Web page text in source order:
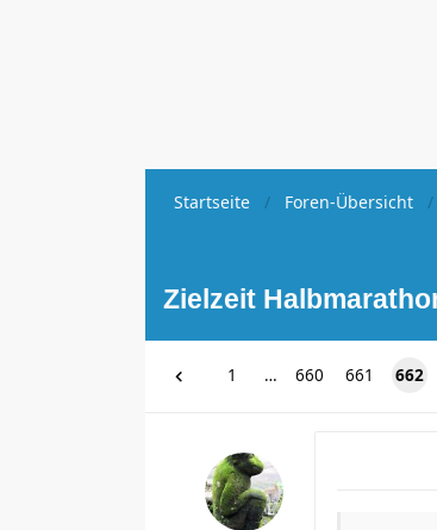
Startseite Foren-Übersicht
Zielzeit
1 … 660 661 662